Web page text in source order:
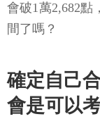
會破1萬2,682點
間了嗎？
確定自己
會是可以